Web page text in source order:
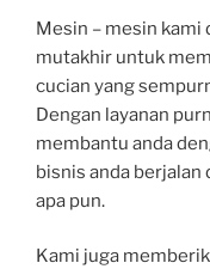
Mesin – mesin kami
mutakhir untuk
cucian yang
Dengan layanan
membantu anda
bisnis anda berjalan
apa pun.
Kami juga